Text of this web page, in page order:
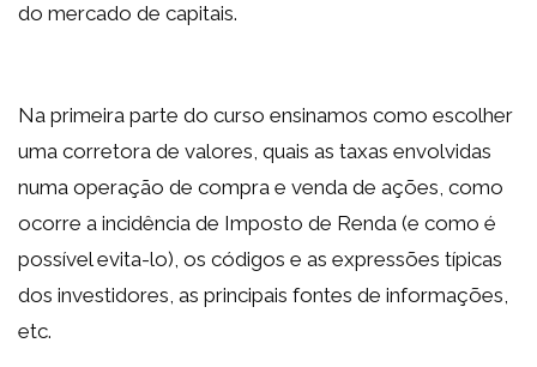
do mercado de capitais.
Na primeira parte do curso ensinamos como escolher
uma corretora de valores, quais as taxas envolvidas
numa operação de compra e venda de ações, como
ocorre a incidência de Imposto de Renda (e como é
possível evita-lo), os códigos e as expressões típicas
dos investidores, as principais fontes de informações,
etc.